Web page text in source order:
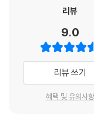
말고 이번 전염병에서
언하건데 내가 확실히
사를 두루 알고 있지요)
냐하면 실제로 아무도,
니까요. 또한 잠시 방심
자에게 병균이 들러붙도
야 한다는 겁니다. 지극
존재의 부조리성의 문제
는 죽음의 질병 페스트
용한 해안 도시 오랑으
체로 관찰해 나간다. 반
있는가 하면, 페스트 안
력하는 사람들도 있다.
리뷰
9.0
리뷰 쓰기
혜택 및 유의사항